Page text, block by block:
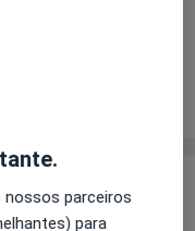
nossos parceiros
para